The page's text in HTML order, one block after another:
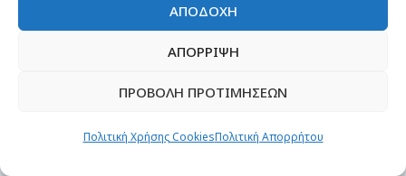
ΑΠΟΔΟΧΗ
ΑΠΟΡΡΙΨΗ
ΠΡΟΒΟΛΗ ΠΡΟΤΙΜΗΣΕΩΝ
Πολιτική Χρήσης CookiesΠολιτική Απορρήτου